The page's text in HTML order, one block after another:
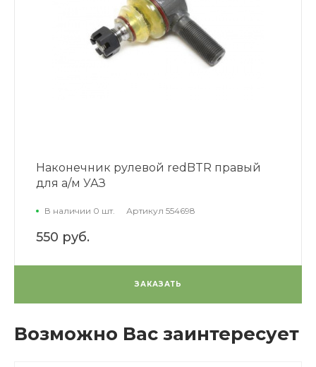
Наконечник рулевой redBTR правый
для а/м УАЗ
В наличии 0 шт. Артикул 554698
550 руб.
ЗАКАЗАТЬ
Возможно Вас заинтересует